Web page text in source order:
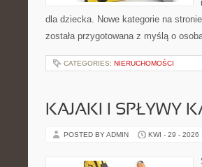
dla dziecka. Nowe kategorie na
została przygotowana z myślą o
CATEGORIES: NIERUCHOMOŚCI
KAJAKI I SPŁYWY
POSTED BY ADMIN KWI - 29 - 2026